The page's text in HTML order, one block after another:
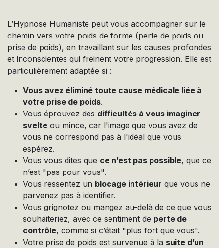
L’Hypnose Humaniste peut vous accompagner sur le
chemin vers votre poids de forme (perte de poids ou
prise de poids), en travaillant sur les causes profondes
et inconscientes qui freinent votre progression. Elle est
particulièrement adaptée si :
Vous avez éliminé toute cause médicale liée à
votre prise de poids.
Vous éprouvez des difficultés à vous imaginer
svelte ou mince, car l'image que vous avez de
vous ne correspond pas à l'idéal que vous
espérez.
Vous vous dites que ce n’est pas possible, que ce
n’est "pas pour vous".
Vous ressentez un blocage intérieur que vous ne
parvenez pas à identifier.
Vous grignotez ou mangez au-delà de ce que vous
souhaiteriez, avec ce sentiment de perte de
contrôle, comme si c’était "plus fort que vous".
Votre prise de poids est survenue à la suite d’un